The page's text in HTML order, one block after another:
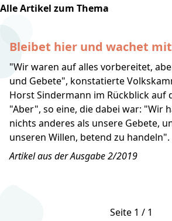
Alle Artikel zum Thema
Bleibet hier und wachet
"Wir waren auf alles vorbereitet,
und Gebete", konstatierte
Horst Sindermann im Rückblick auf
"Aber", so eine, die dabei war: "Wir
nichts anderes als unsere Gebete,
unseren Willen, betend zu handeln".
Artikel aus der Ausgabe 2/2019
Seite 1 / 1